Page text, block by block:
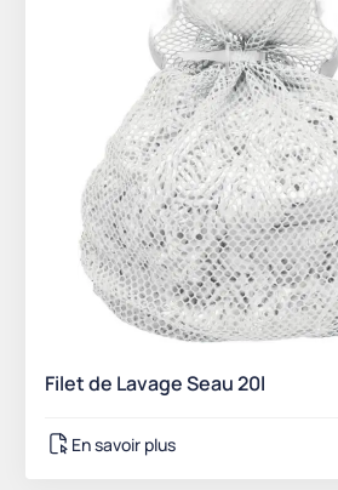
Filet de Lavage Seau 20l
En savoir plus